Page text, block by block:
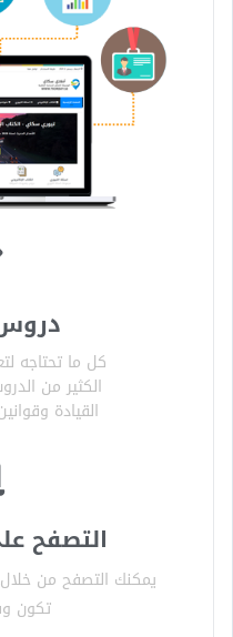
كل ما تحتاجه
الكثير من
القيادة
التصفح
يمكنك التصفح من خلال
تكون